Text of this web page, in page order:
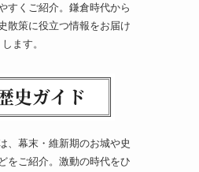
すくご紹介。鎌倉時代から
散策に役立つ情報をお届け
します。
、幕末・維新期のお城や史
をご紹介。激動の時代をひ